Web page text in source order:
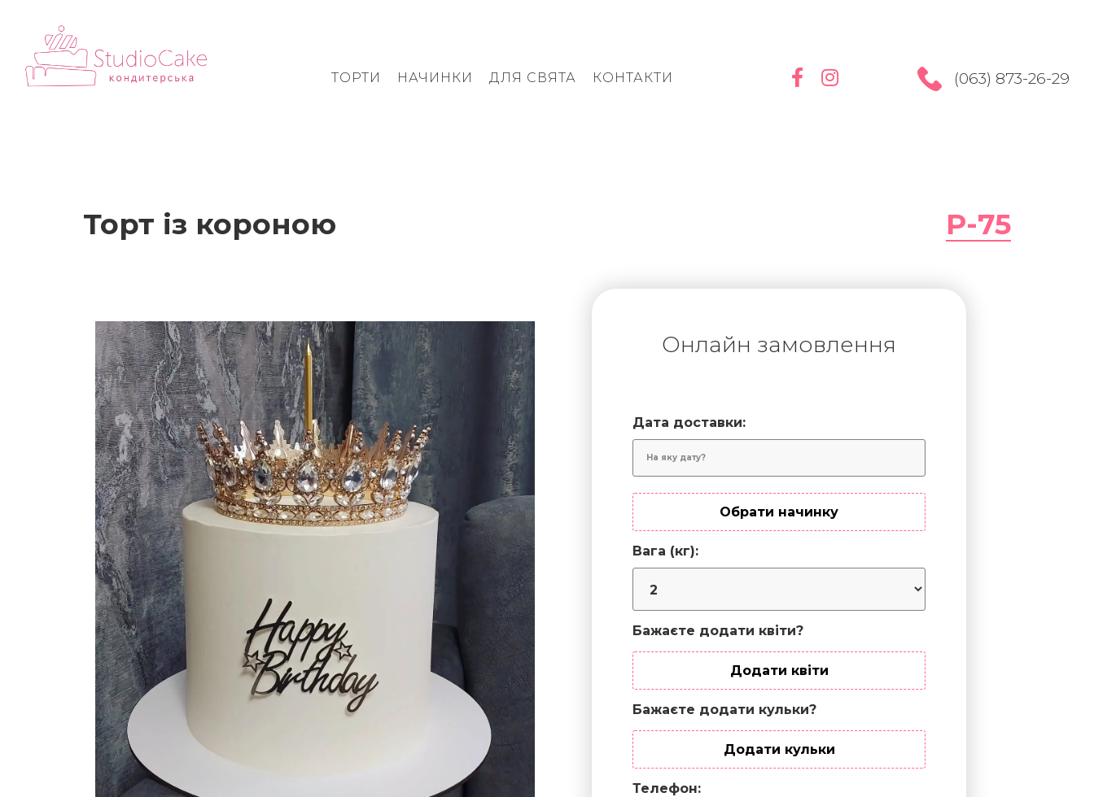
ТОРТИ НАЧИНКИ ДЛЯ СВЯТА КОНТАКТИ (063) 873-26-29
Торт із короною Р-75
Онлайн замовлення
Дата доставки:
Обрати начинку
Вага (кг):
Бажаєте додати квіти?
Додати квіти
Бажаєте додати кульки?
Додати кульки
Телефон: